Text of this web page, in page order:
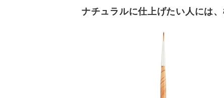
ナチュラルに仕上げたい人には